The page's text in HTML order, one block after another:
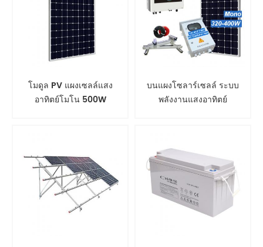
โมดูล PV แผงเซลล์แสง
อาทิตย์โมโน 500W
บนแผงโซลาร์เซลล์ ระบบ
พลังงานแสงอาทิตย์